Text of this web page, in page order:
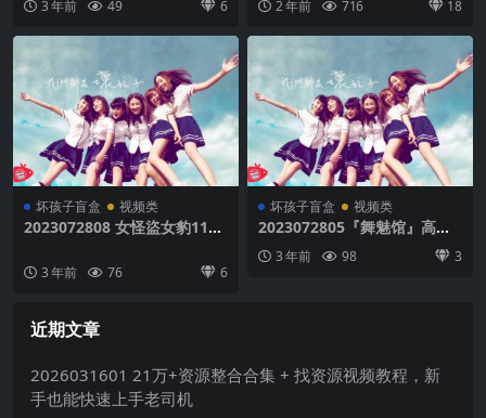
│...3 年前 49 6
络可寻之最清晰...
2 年前 716 18
坏孩子盲盒 视频类
2023072808 女怪盜女豹11部
3 年前 76 6
坏孩子盲盒 视频类
2023072805『舞魅馆』高端
超诱惑 4.34GB
3 年前 98 3
近期文章
2026031601 21万+资源整合合集 + 找资源视频教程，新
手也能快速上手老司机